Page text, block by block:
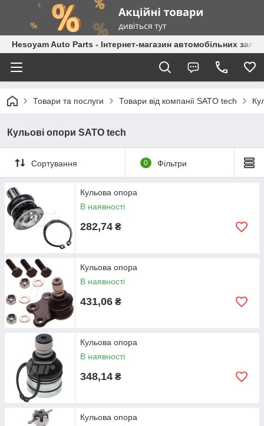
Hesoyam Auto Parts - Інтернет-магазин автомобільних
Товари та послуги Товари від компанії SATO tech
Кульові опори SATO tech
Сортування 0 Фільтри
Кульова опора
В наявності
282,74 ₴
Кульова опора
В наявності
431,06 ₴
Кульова опора
В наявності
348,14 ₴
Кульова опора